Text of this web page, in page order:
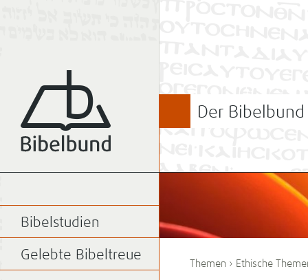
Der Bibelbund
Themen › Ethische
Bibelstudien
Gelebte Bibeltreue